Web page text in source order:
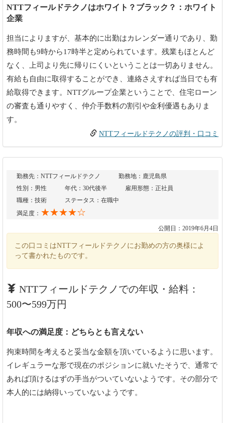
NTTフィールドテクノはホワイト？ブラック？：ホワイト
企業
担当によりますが、基本的に出勤はカレンダー通りであり、勤
務時間も9時から17時半と定められています。残業もほとんど
なく、上司より先に帰りにくいということは一切ありません。
有給も自由に取得することができ、連絡さえすれば当日でも有
給取得できます。NTTグループ企業ということで、住宅ローン
の審査も通りやすく、仲介手数料の割引や金利優遇もありま
す。
NTTフィールドテクノの評判・口コミ
勤務先：NTTフィールドテクノ
勤務地：鹿児島県
性別：男性
年代：30代後半
雇用形態：正社員
職種：技術
ステータス：在職中
満足度： ★★★★☆
公開日：2019年6月4日
この口コミはNTTフィールドテクノにお勤めの方の奥様によ
って書かれたものです。
NTTフィールドテクノでの年収・給料：
500〜599万円
年収への満足度：どちらとも言えない
拘束時間を考えると妥当な金額を頂いているように思います。
イレギュラーな形で現在のポジションに就いたそうで、通常で
あれば頂けるはずの手当がついていないようです。その部分で
本人的には納得いっていないようです。